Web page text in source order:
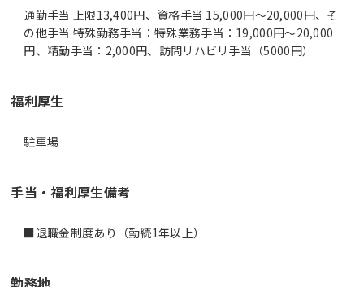
通勤手当 上限13,400円、資格手当 15,000円～20,000円、そ
の他手当 特殊勤務手当：特殊業務手当：19,000円～20,000
円、精勤手当：2,000円、訪問リハビリ手当（5000円）
福利厚生
駐車場
手当・福利厚生備考
■退職金制度あり（勤続1年以上）
勤務地